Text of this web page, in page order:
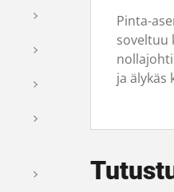
Pinta-
soveltuu
ja älykäs